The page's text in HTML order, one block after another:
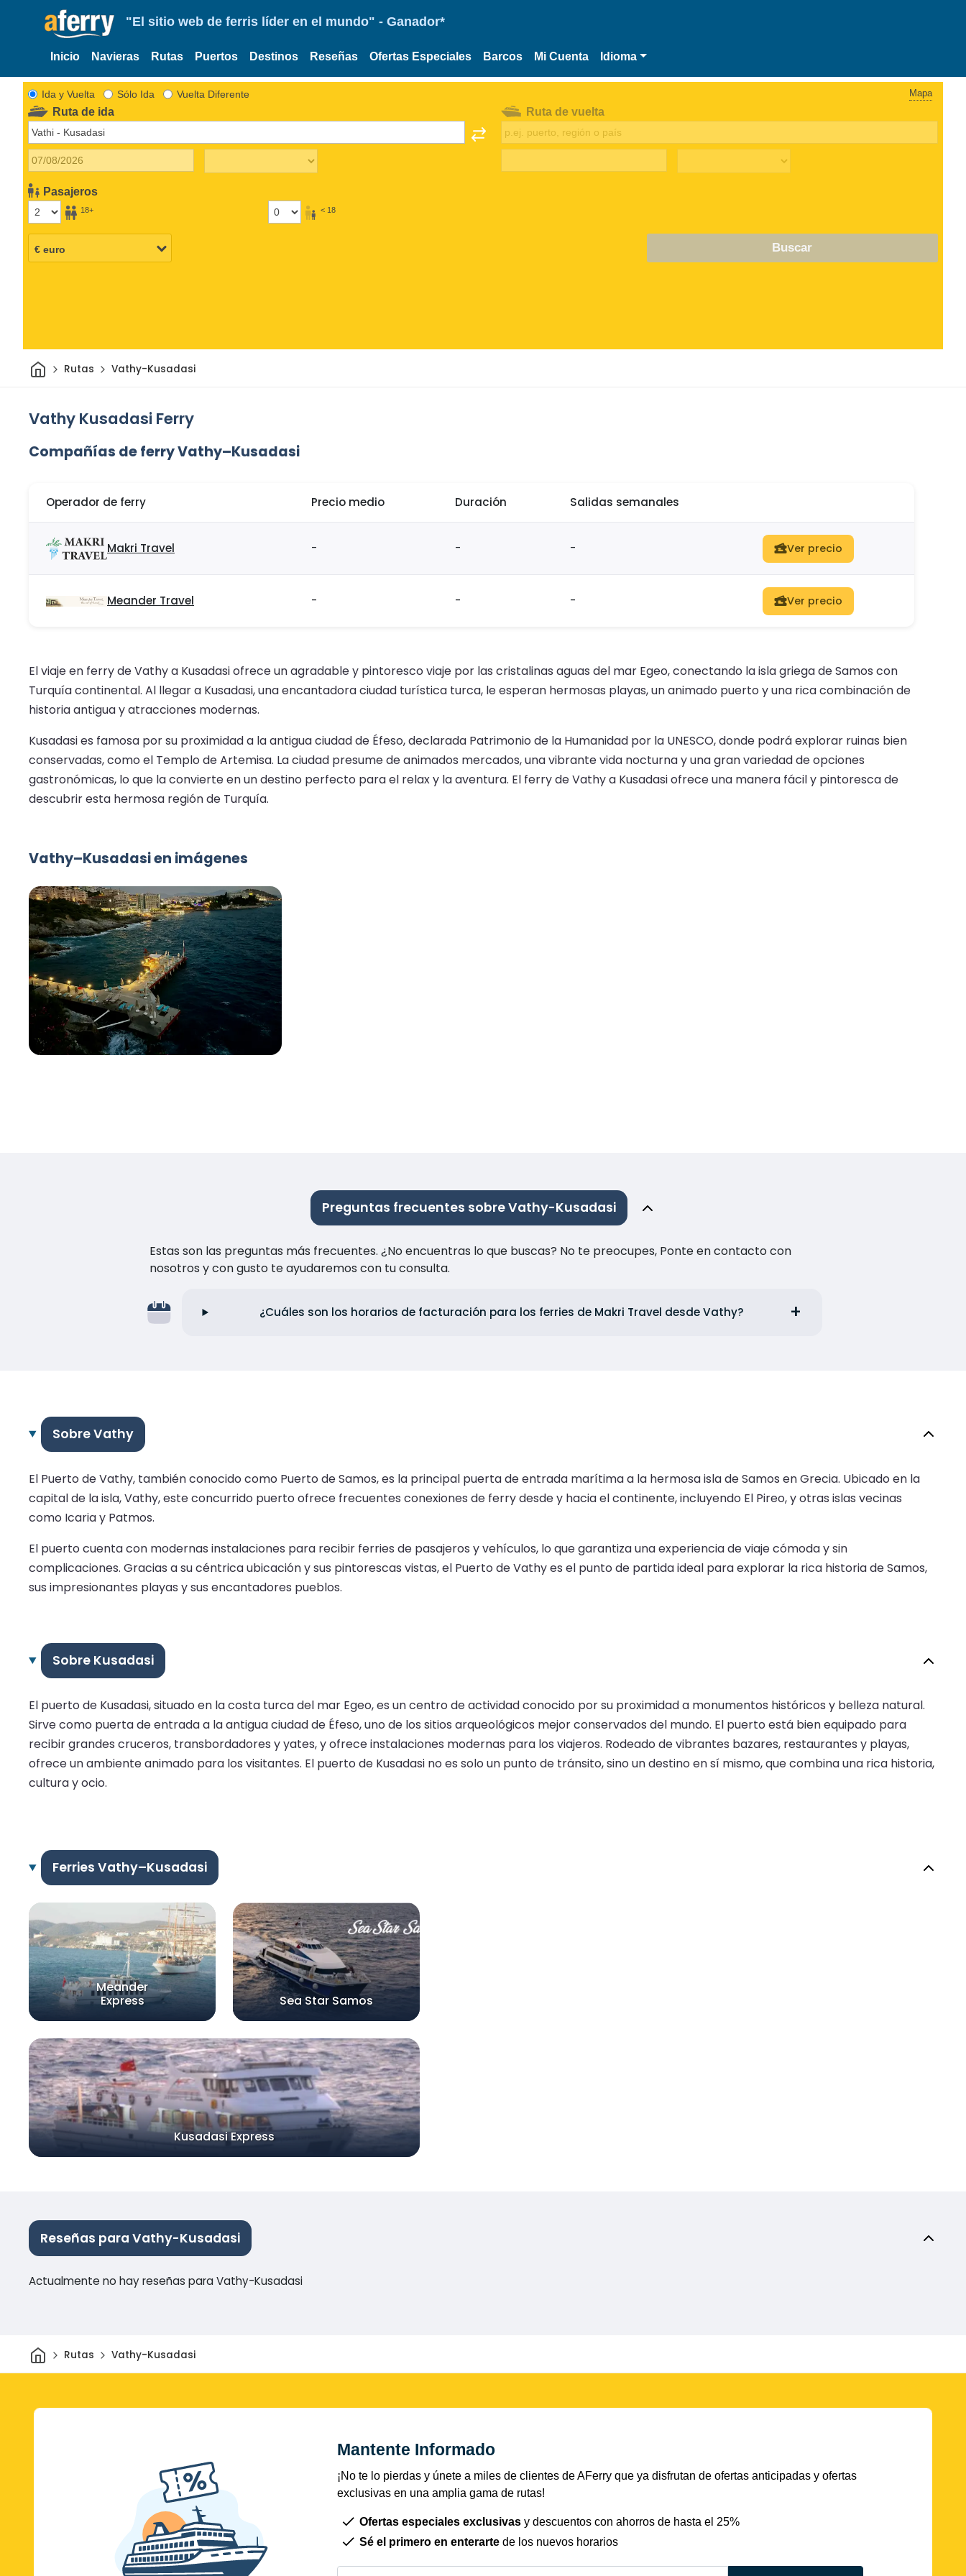
"El sitio web de ferris líder en el mundo" - Ganador*
Inicio Navieras Rutas Puertos Destinos Reseñas Ofertas Especiales Barcos Mi Cuenta Idioma
Ida y Vuelta Sólo Ida Vuelta Diferente Mapa
Ruta de ida
Pasajeros
18+ < 18
Ruta de vuelta
Buscar
InicioRutas Vathy-Kusadasi
Vathy Kusadasi Ferry
Compañías de ferry Vathy–Kusadasi
Operador de ferry Precio medio Duración Salidas semanales
Makri Travel - - - Ver precio
Meander Travel - - - Ver precio
El viaje en ferry de Vathy a Kusadasi ofrece un agradable y pintoresco viaje por las cristalinas aguas del mar Egeo, conectando la isla griega de Samos con
Turquía continental. Al llegar a Kusadasi, una encantadora ciudad turística turca, le esperan hermosas playas, un animado puerto y una rica combinación de
historia antigua y atracciones modernas.
Kusadasi es famosa por su proximidad a la antigua ciudad de Éfeso, declarada Patrimonio de la Humanidad por la UNESCO, donde podrá explorar ruinas bien
conservadas, como el Templo de Artemisa. La ciudad presume de animados mercados, una vibrante vida nocturna y una gran variedad de opciones
gastronómicas, lo que la convierte en un destino perfecto para el relax y la aventura. El ferry de Vathy a Kusadasi ofrece una manera fácil y pintoresca de
descubrir esta hermosa región de Turquía.
Vathy–Kusadasi en imágenes
Preguntas frecuentes sobre Vathy-Kusadasi
Estas son las preguntas más frecuentes. ¿No encuentras lo que buscas? No te preocupes, Ponte en contacto con
nosotros y con gusto te ayudaremos con tu consulta.
¿Cuáles son los horarios de facturación para los ferries de Makri Travel desde Vathy?
Sobre Vathy
El Puerto de Vathy, también conocido como Puerto de Samos, es la principal puerta de entrada marítima a la hermosa isla de Samos en Grecia. Ubicado en la
capital de la isla, Vathy, este concurrido puerto ofrece frecuentes conexiones de ferry desde y hacia el continente, incluyendo El Pireo, y otras islas vecinas
como Icaria y Patmos.
El puerto cuenta con modernas instalaciones para recibir ferries de pasajeros y vehículos, lo que garantiza una experiencia de viaje cómoda y sin
complicaciones. Gracias a su céntrica ubicación y sus pintorescas vistas, el Puerto de Vathy es el punto de partida ideal para explorar la rica historia de Samos,
sus impresionantes playas y sus encantadores pueblos.
Sobre Kusadasi
El puerto de Kusadasi, situado en la costa turca del mar Egeo, es un centro de actividad conocido por su proximidad a monumentos históricos y belleza natural.
Sirve como puerta de entrada a la antigua ciudad de Éfeso, uno de los sitios arqueológicos mejor conservados del mundo. El puerto está bien equipado para
recibir grandes cruceros, transbordadores y yates, y ofrece instalaciones modernas para los viajeros. Rodeado de vibrantes bazares, restaurantes y playas,
ofrece un ambiente animado para los visitantes. El puerto de Kusadasi no es solo un punto de tránsito, sino un destino en sí mismo, que combina una rica historia,
cultura y ocio.
Ferries Vathy–Kusadasi
Meander
Express
Sea Star Samos
Kusadasi Express
Reseñas para Vathy-Kusadasi
Actualmente no hay reseñas para Vathy-Kusadasi
InicioRutas Vathy-Kusadasi
Mantente Informado
¡No te lo pierdas y únete a miles de clientes de AFerry que ya disfrutan de ofertas anticipadas y ofertas
exclusivas en una amplia gama de rutas!
Ofertas especiales exclusivas y descuentos con ahorros de hasta el 25%
Sé el primero en enterarte de los nuevos horarios